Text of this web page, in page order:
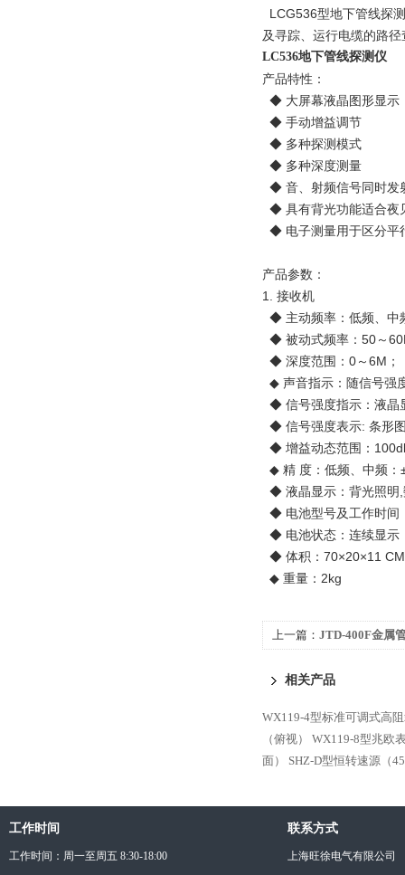
LCG536型地下管线探
及寻踪、运行电缆的路
LC536地下管线探测仪
产品特性：
◆ 大屏幕液晶图形显示
◆ 手动增益调节
◆ 多种探测模式
◆ 多种深度测量
◆ 音、射频信号同时发
◆ 具有背光功能适合夜
◆ 电子测量用于区分平
产品参数：
1. 接收机
◆ 主动频率：低频、中
◆ 被动式频率：50～
◆ 深度范围：0～6M；
◆ 声音指示：随信号强
◆ 信号强度指示：液晶
◆ 信号强度表示: 条形
◆ 增益动态范围：
◆ 精 度：低频、中频：
◆ 液晶显示：背光照明,
◆ 电池型号及工作时间
◆ 电池状态：连续显示
◆ 体积：70×20×11
◆ 重量：2kg
上一篇： JTD-400F金属
相关产品
WX119-4型标准可调式高
（俯视）
WX119-8型兆欧
面）
SHZ-D型恒转速源（
工作时间
工作时间：周一至周五 8:30-18:00
联系方式
上海旺徐电气有限公司